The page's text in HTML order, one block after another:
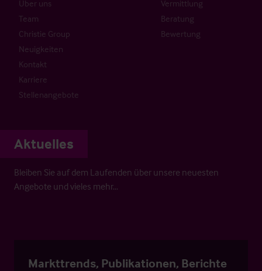
Über uns
Team
Christie Group
Neuigkeiten
Kontakt
Karriere
Stellenangebote
Vermittlung
Beratung
Bewertung
Aktuelles
Bleiben Sie auf dem Laufenden über unsere neuesten
Angebote und vieles mehr…
Markttrends, Publikationen, Berichte